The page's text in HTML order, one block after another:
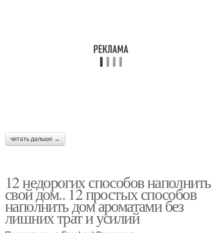
читать дальше →
12 недорогих способов наполнить
свой дом.. 12 простых способов
наполнить дом ароматами без
лишних трат и усилий